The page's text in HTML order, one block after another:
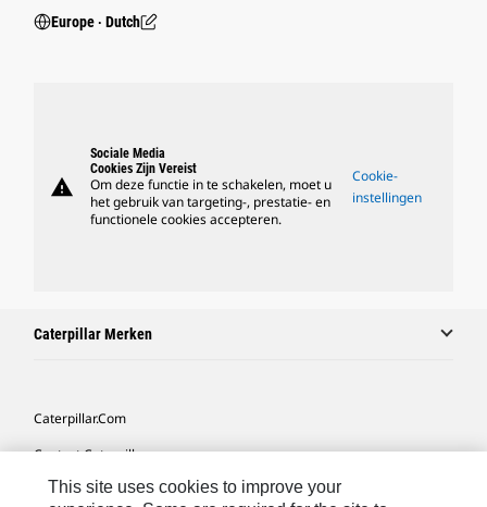
Europe ‧ Dutch
warning
Sociale Media
Cookies Zijn Vereist
Om deze functie in te schakelen, moet u
het gebruik van targeting-, prestatie- en
functionele cookies accepteren.
Cookie-
instellingen
Caterpillar Merken
Caterpillar.com
Contact Caterpillar
Mijn Marketingvoorkeuren
This site uses cookies to improve your